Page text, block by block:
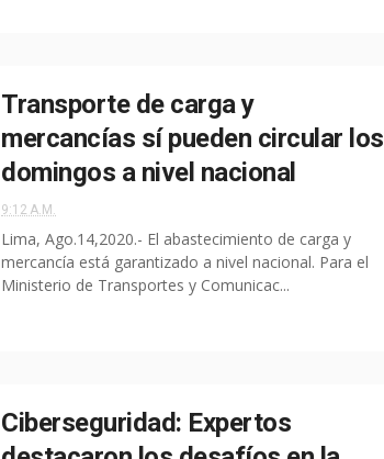
Transporte de carga y
mercancías sí pueden circular los
domingos a nivel nacional
9:12 A.M.
Lima, Ago.14,2020.- El abastecimiento de carga y
mercancía está garantizado a nivel nacional. Para el
Ministerio de Transportes y Comunicac...
Ciberseguridad: Expertos